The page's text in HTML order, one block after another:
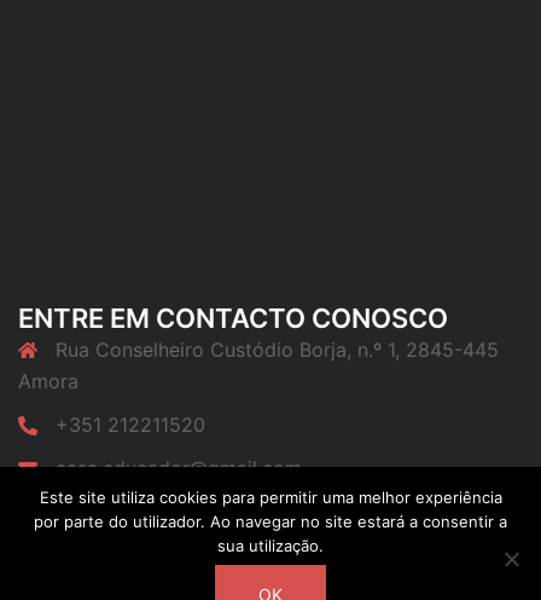
ENTRE EM CONTACTO CONOSCO
Rua Conselheiro Custódio Borja, n.º 1, 2845-445
Amora
+351 212211520
casa.educador@gmail.com
Este site utiliza cookies para permitir uma melhor experiência
por parte do utilizador. Ao navegar no site estará a consentir a
sua utilização.
OK